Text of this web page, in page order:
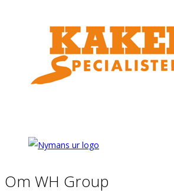
Om WH Group